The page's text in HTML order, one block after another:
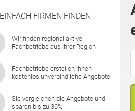
EINFACH FIRMEN FINDEN
Wir finden regional aktive
Fachbetriebe aus Ihrer Region
Fachbetriebe erstellen Ihnen
kostenlos unverbindliche Angebote
Sie vergleichen die Angebote und
sparen bis zu 30%